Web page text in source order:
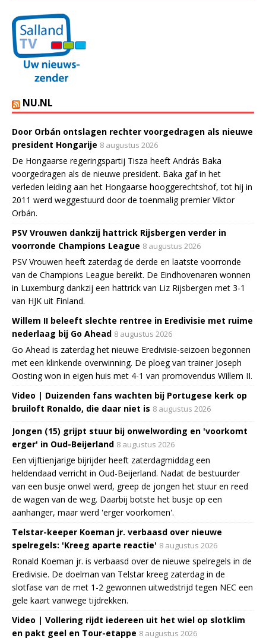
NU.NL
Door Orbán ontslagen rechter voorgedragen als nieuwe
president Hongarije 8 augustus 2026
De Hongaarse regeringspartij Tisza heeft András Baka
voorgedragen als de nieuwe president. Baka gaf in het
verleden leiding aan het Hongaarse hooggerechtshof, tot hij in
2011 werd weggestuurd door de toenmalig premier Viktor
Orbán.
PSV Vrouwen dankzij hattrick Rijsbergen verder in
voorronde Champions League 8 augustus 2026
PSV Vrouwen heeft zaterdag de derde en laatste voorronde
van de Champions League bereikt. De Eindhovenaren wonnen
in Luxemburg dankzij een hattrick van Liz Rijsbergen met 3-1
van HJK uit Finland.
Willem II beleeft slechte rentree in Eredivisie met ruime
nederlaag bij Go Ahead 8 augustus 2026
Go Ahead is zaterdag het nieuwe Eredivisie-seizoen begonnen
met een klinkende overwinning. De ploeg van trainer Joseph
Oosting won in eigen huis met 4-1 van promovendus Willem II.
Video | Duizenden fans wachten bij Portugese kerk op
bruiloft Ronaldo, die daar niet is 8 augustus 2026
Jongen (15) grijpt stuur bij onwelwording en 'voorkomt
erger' in Oud-Beijerland 8 augustus 2026
Een vijftienjarige bijrijder heeft zaterdagmiddag een
heldendaad verricht in Oud-Beijerland. Nadat de bestuurder
van een busje onwel werd, greep de jongen het stuur en reed
de wagen van de weg. Daarbij botste het busje op een
aanhanger, maar werd 'erger voorkomen'.
Telstar-keeper Koeman jr. verbaasd over nieuwe
spelregels: 'Kreeg aparte reactie' 8 augustus 2026
Ronald Koeman jr. is verbaasd over de nieuwe spelregels in de
Eredivisie. De doelman van Telstar kreeg zaterdag in de
slotfase van de met 1-2 gewonnen uitwedstrijd tegen NEC een
gele kaart vanwege tijdrekken.
Video | Vollering rijdt iedereen uit het wiel op slotklim
en pakt geel en Tour-etappe 8 augustus 2026